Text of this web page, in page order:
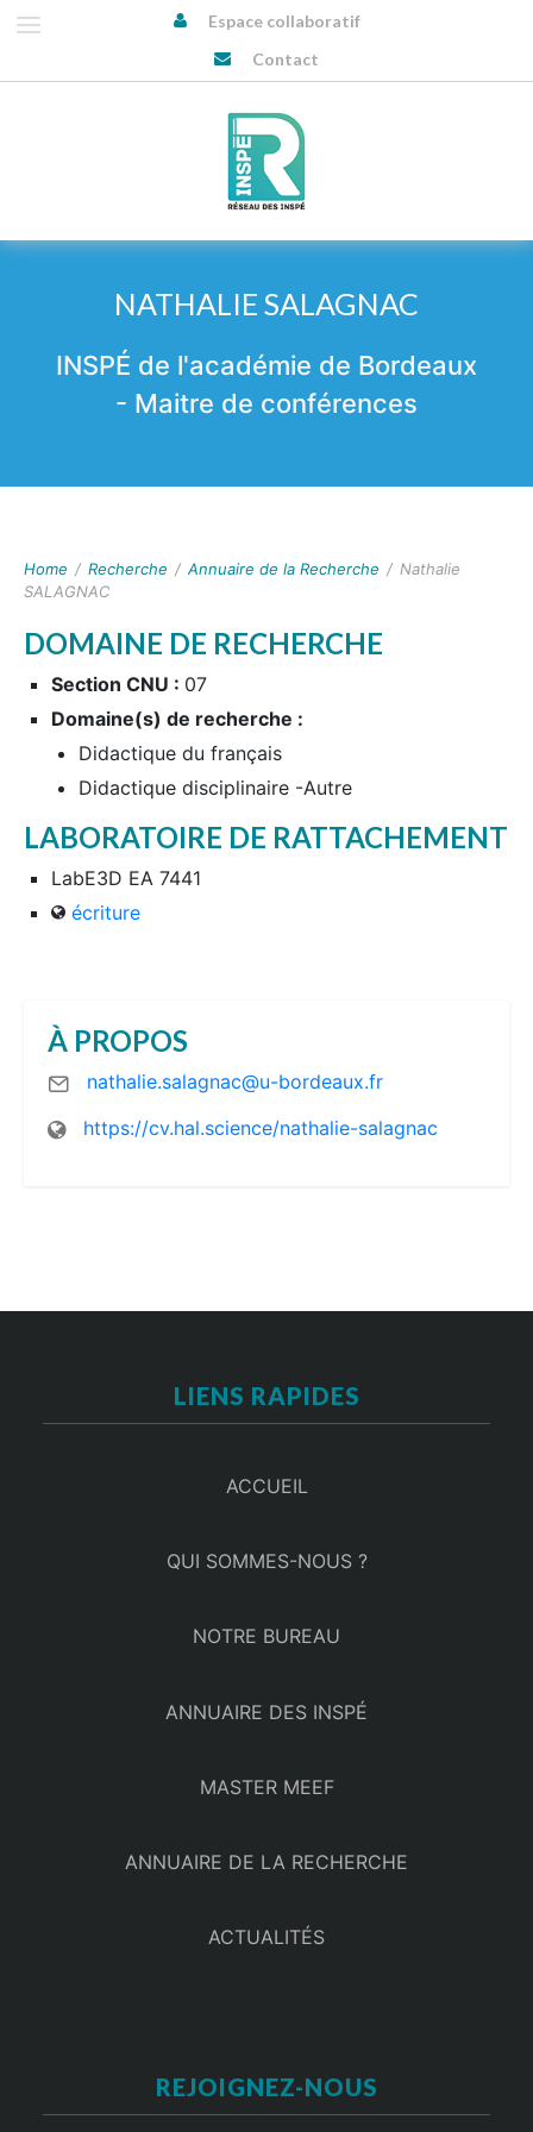
Espace collaboratif
Contact
NATHALIE SALAGNAC
INSPÉ de l'académie de Bordeaux
- Maitre de conférences
Home / Recherche / Annuaire de la Recherche / Nathalie
SALAGNAC
DOMAINE DE RECHERCHE
Section CNU : 07
Domaine(s) de recherche :
Didactique du français
Didactique disciplinaire -Autre
LABORATOIRE DE RATTACHEMENT
LabE3D EA 7441
écriture
À PROPOS
nathalie.salagnac@u-bordeaux.fr
https://cv.hal.science/nathalie-salagnac
LIENS RAPIDES
ACCUEIL
QUI SOMMES-NOUS ?
NOTRE BUREAU
ANNUAIRE DES INSPÉ
MASTER MEEF
ANNUAIRE DE LA RECHERCHE
ACTUALITÉS
REJOIGNEZ-NOUS